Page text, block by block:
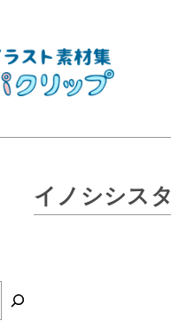
イノシシス